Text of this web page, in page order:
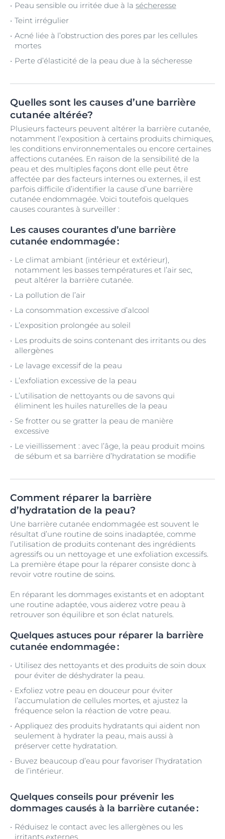
Peau sensible ou irritée due à la sécheresse
Teint irrégulier
Acné liée à l’obstruction des pores par les cellules
mortes
Perte d’élasticité de la peau due à la sécheresse
Quelles sont les causes d’une barrière
cutanée altérée?
Plusieurs facteurs peuvent altérer la barrière cutanée,
notamment l’exposition à certains produits chimiques,
les conditions environnementales ou encore certaines
affections cutanées. En raison de la sensibilité de la
peau et des multiples façons dont elle peut être
affectée par des facteurs internes ou externes, il est
parfois difficile d’identifier la cause d’une barrière
cutanée endommagée. Voici toutefois quelques
causes courantes à surveiller :
Les causes courantes d’une barrière
cutanée endommagée :
Le climat ambiant (intérieur et extérieur),
notamment les basses températures et l’air sec,
peut altérer la barrière cutanée.
La pollution de l’air
La consommation excessive d’alcool
L’exposition prolongée au soleil
Les produits de soins contenant des irritants ou des
allergènes
Le lavage excessif de la peau
L’exfoliation excessive de la peau
L’utilisation de nettoyants ou de savons qui
éliminent les huiles naturelles de la peau
Se frotter ou se gratter la peau de manière
excessive
Le vieillissement : avec l’âge, la peau produit moins
de sébum et sa barrière d’hydratation se modifie
Comment réparer la barrière
d’hydratation de la peau?
Une barrière cutanée endommagée est souvent le
résultat d’une routine de soins inadaptée, comme
l’utilisation de produits contenant des ingrédients
agressifs ou un nettoyage et une exfoliation excessifs.
La première étape pour la réparer consiste donc à
revoir votre routine de soins.
En réparant les dommages existants et en adoptant
une routine adaptée, vous aiderez votre peau à
retrouver son équilibre et son éclat naturels.
Quelques astuces pour réparer la barrière
cutanée endommagée :
Utilisez des nettoyants et des produits de soin doux
pour éviter de déshydrater la peau.
Exfoliez votre peau en douceur pour éviter
l’accumulation de cellules mortes, et ajustez la
fréquence selon la réaction de votre peau.
Appliquez des produits hydratants qui aident non
seulement à hydrater la peau, mais aussi à
préserver cette hydratation.
Buvez beaucoup d’eau pour favoriser l’hydratation
de l’intérieur.
Quelques conseils pour prévenir les
dommages causés à la barrière cutanée :
Réduisez le contact avec les allergènes ou les
irritants externes.